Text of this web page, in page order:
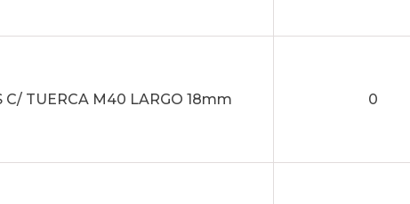
C/ TUERCA M40 LARGO 18mm 0